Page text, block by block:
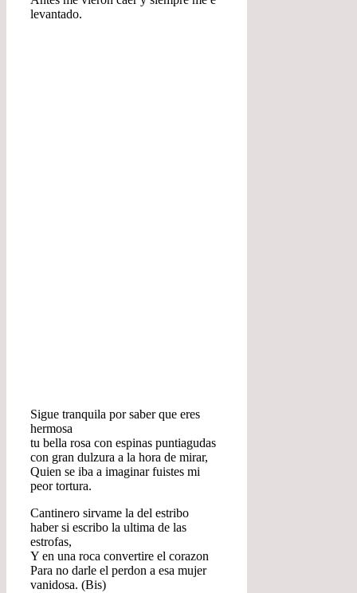
levantado.
Sigue tranquila por saber que eres
hermosa
tu bella rosa con espinas puntiagudas
con gran dulzura a la hora de mirar,
Quien se iba a imaginar fuistes mi
peor tortura.
Cantinero sirvame la del estribo
haber si escribo la ultima de las
estrofas,
Y en una roca convertire el corazon
Para no darle el perdon a esa mujer
vanidosa. (Bis)